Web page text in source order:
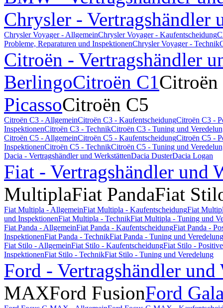
Chrysler - Vertragshändler
Chrysler Voyager - AllgemeinChrysler Voyager - Kaufentscheidung
Probleme, Reparaturen und InspektionenChrysler Voyager - Technik
Citroën - Vertragshändler
BerlingoCitroën C1Citroën
PicassoCitroën C5
Citroën C3 - AllgemeinCitroën C3 - KaufentscheidungCitroën C3 -
InspektionenCitroën C3 - TechnikCitroën C3 - Tuning und
Citroën C5 - AllgemeinCitroën C5 - KaufentscheidungCitroën C5 -
InspektionenCitroën C5 - TechnikCitroën C5 - Tuning und
Dacia - Vertragshändler und WerkstättenDacia DusterDacia Logan
Fiat - Vertragshändler und
MultiplaFiat PandaFiat
Fiat Multipla - AllgemeinFiat Multipla - KaufentscheidungFiat
und InspektionenFiat Multipla - TechnikFiat Multipla - Tuning und
Fiat Panda - AllgemeinFiat Panda - KaufentscheidungFiat Panda -
InspektionenFiat Panda - TechnikFiat Panda - Tuning und Veredelung
Fiat Stilo - AllgemeinFiat Stilo - KaufentscheidungFiat Stilo -
InspektionenFiat Stilo - TechnikFiat Stilo - Tuning und Veredelung
Ford - Vertragshändler und
MAXFord FusionFord